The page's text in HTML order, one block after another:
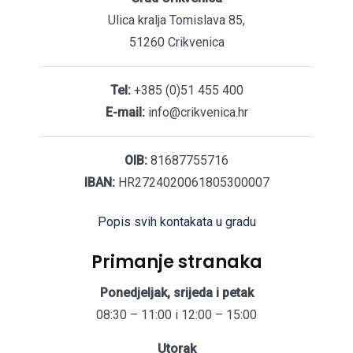
Ulica kralja Tomislava 85,
51260 Crikvenica
Tel:+385 (0)51 455 400
E-mail:info@crikvenica.hr
OIB: 81687755716
IBAN:HR2724020061805300007
Popis svih kontakata u gradu
Primanje stranaka
Ponedjeljak, srijeda i petak
08:30 – 11:00 i 12:00 – 15:00
Utorak